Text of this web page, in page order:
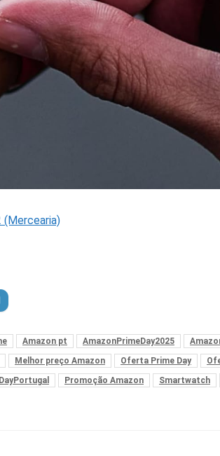
(Mercearia)
Amazon pt AmazonPrimeDay2025
Melhor preço Amazon Oferta Prime Day
Promoção Amazon Smartwatch